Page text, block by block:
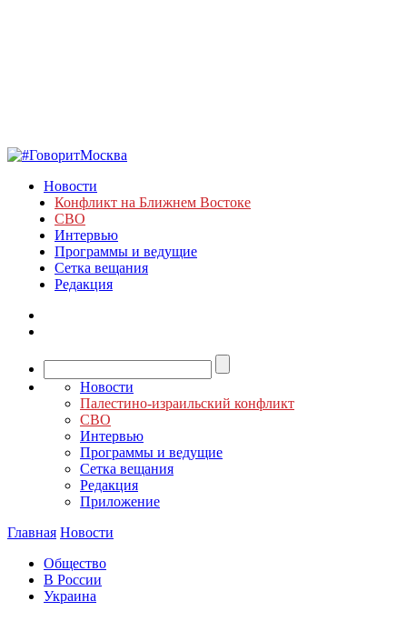
Новости
Конфликт на Ближнем Востоке
СВО
Интервью
Программы и ведущие
Сетка вещания
Редакция
Новости
Палестино-израильский конфликт
СВО
Интервью
Программы и ведущие
Сетка вещания
Редакция
Приложение
Главная Новости
Общество
В России
Украина